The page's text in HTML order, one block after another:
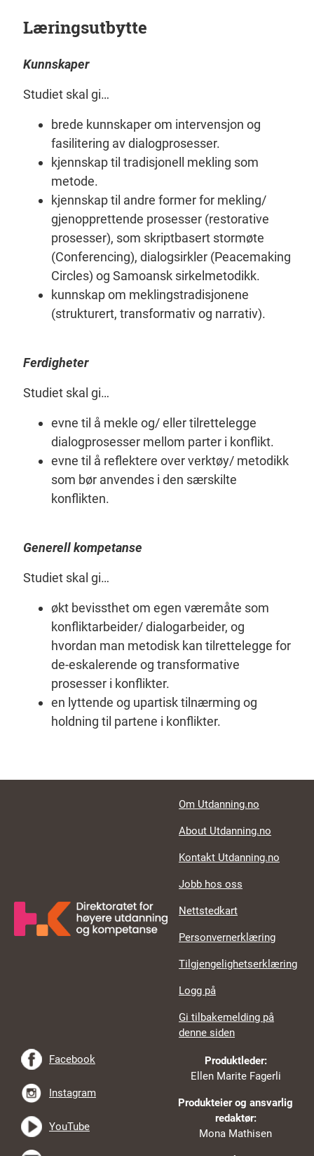
Læringsutbytte
Kunnskaper
Studiet skal gi…
brede kunnskaper om intervensjon og
fasilitering av dialogprosesser.
kjennskap til tradisjonell mekling som
metode.
kjennskap til andre former for mekling/
gjenopprettende prosesser (restorative
prosesser), som skriptbasert stormøte
(Conferencing), dialogsirkler (Peacemaking
Circles) og Samoansk sirkelmetodikk.
kunnskap om meklingstradisjonene
(strukturert, transformativ og narrativ).
Ferdigheter
Studiet skal gi…
evne til å mekle og/ eller tilrettelegge
dialogprosesser mellom parter i konflikt.
evne til å reflektere over verktøy/ metodikk
som bør anvendes i den særskilte
konflikten.
Generell kompetanse
Studiet skal gi…
økt bevissthet om egen væremåte som
konfliktarbeider/ dialogarbeider, og
hvordan man metodisk kan tilrettelegge for
de-eskalerende og transformative
prosesser i konflikter.
en lyttende og upartisk tilnærming og
holdning til partene i konflikter.
Footer links
Om Utdanning.no
About Utdanning.no
Kontakt Utdanning.no
Jobb hos oss
Nettstedkart
Personvernerklæring
Tilgjengelighetserklæring
Logg på
Gi tilbakemelding på
denne siden
Produktleder:
Ellen Marite Fagerli
Produkteier og ansvarlig
redaktør:
Mona Mathisen
Facebook
Instagram
YouTube